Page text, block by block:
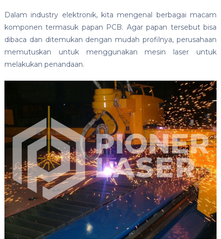
Dalam industry elektronik, kita mengenal berbagai macam
komponen termasuk papan PCB. Agar papan tersebut bisa
dibaca dan ditemukan dengan mudah profilnya, perusahaan
memutuskan untuk menggunakan mesin laser untuk
melakukan penandaan.